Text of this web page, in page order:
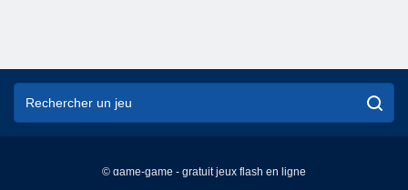
© game-game - gratuit jeux flash en ligne